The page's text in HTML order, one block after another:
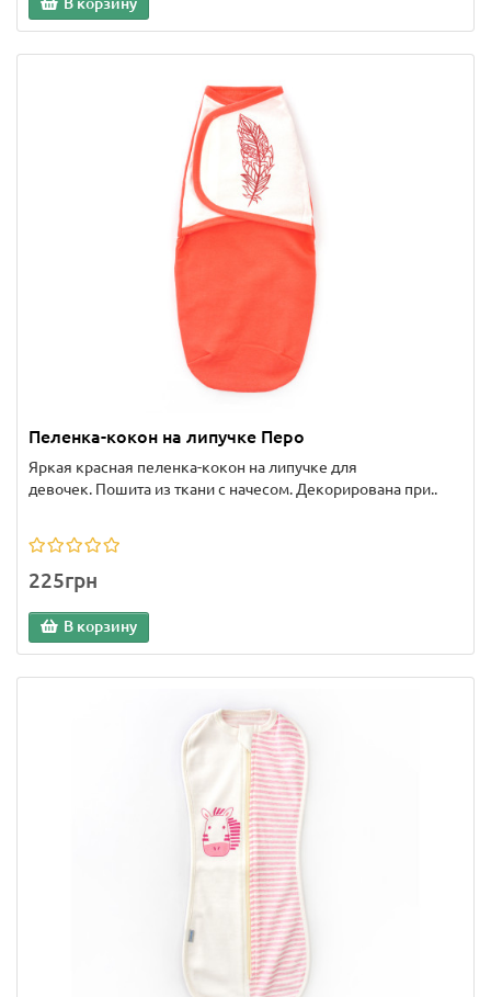
Пеленка-кокон на липучке Перо
Яркая красная пеленка-кокон на липучке для
девочек. Пошита из ткани с начесом. Декорирована при..
225грн
В корзину